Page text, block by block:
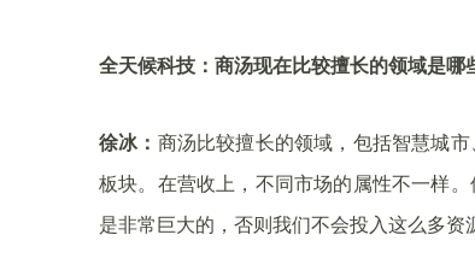
全天候科技：商汤现在比较擅长的领域是
徐冰： 商汤比较擅长的领域，包括智慧城
板块。在营收上，不同市场的属性不一样
是非常巨大的，否则我们不会投入这么多资